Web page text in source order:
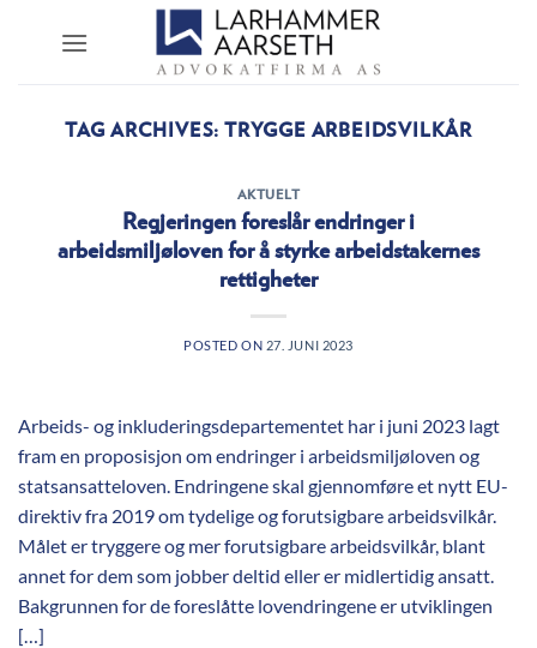
TAG ARCHIVES:TRYGGE ARBEIDSVILKÅR
AKTUELT
Regjeringen foreslår endringer i
arbeidsmiljøloven for å styrke arbeidstakernes
rettigheter
POSTED ON 27. JUNI 2023
Arbeids- og inkluderingsdepartementet har i juni 2023 lagt
fram en proposisjon om endringer i arbeidsmiljøloven og
statsansatteloven. Endringene skal gjennomføre et nytt EU-
direktiv fra 2019 om tydelige og forutsigbare arbeidsvilkår.
Målet er tryggere og mer forutsigbare arbeidsvilkår, blant
annet for dem som jobber deltid eller er midlertidig ansatt.
Bakgrunnen for de foreslåtte lovendringene er utviklingen
[…]